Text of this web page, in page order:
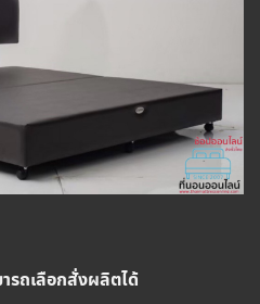
รถเลือกสั่งผลิตได้